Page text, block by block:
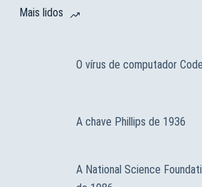
Mais lidos
O vírus de computador
A chave Phillips de 1936
A National Science